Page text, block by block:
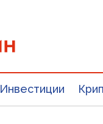
Инвестиции